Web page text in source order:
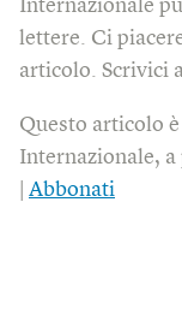
Internazionale
lettere. Ci
articolo. Scrivici
Questo articolo
Internazionale, a
Abbonati